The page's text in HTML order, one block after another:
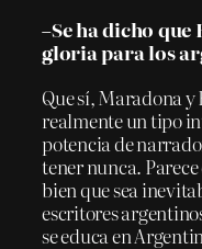
–Se ha dicho
gloria para los
Que sí, Maradona y
realmente un tipo
potencia de
tener nunca.
bien que sea
escritores
se educa en